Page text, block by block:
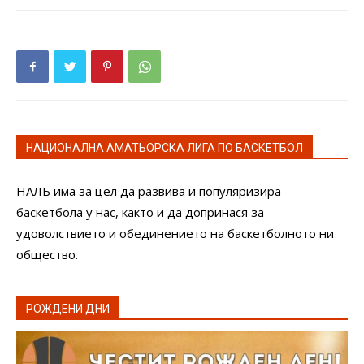
НАЦИОНАЛНА АМАТЬОРСКА ЛИГА ПО БАСКЕТБОЛ
НАЛБ има за цел да развива и популяризира
баскетбола у нас, както и да допринася за
удоволствието и обединението на баскетболното ни
общество.
РОЖДЕНИ ДНИ